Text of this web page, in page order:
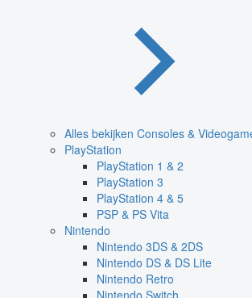
Alles bekijken Consoles &
PlayStation
PlayStation 1 & 2
PlayStation 3
PlayStation 4 & 5
PSP & PS Vita
Nintendo
Nintendo 3DS & 2DS
Nintendo DS & DS Lite
Nintendo Retro